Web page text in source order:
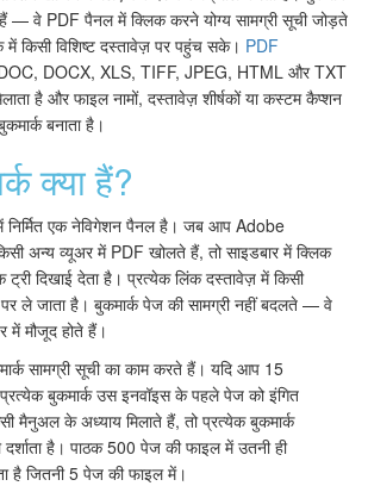
— वे PDF पैनल में क्लिक करने योग्य सामग्री सूची जोड़ते
में किसी विशिष्ट दस्तावेज़ पर पहुंच सके। PDF
DOCX, XLS, TIFF, JPEG, HTML और TXT
है और फाइल नामों, दस्तावेज़ शीर्षकों या कस्टम कैप्शन
बनाता है।
क्या हैं?
निर्मित एक नेविगेशन पैनल है। जब आप Adobe
अन्य व्यूअर में PDF खोलते हैं, तो साइडबार में क्लिक
दिखाई देता है। प्रत्येक लिंक दस्तावेज़ में किसी
ले जाता है। बुकमार्क पेज की सामग्री नहीं बदलते — वे
में मौजूद होते हैं।
सामग्री सूची का काम करते हैं। यदि आप 15
प्रत्येक बुकमार्क उस इनवॉइस के पहले पेज को इंगित
मैनुअल के अध्याय मिलाते हैं, तो प्रत्येक बुकमार्क
है। पाठक 500 पेज की फाइल में उतनी ही
है जितनी 5 पेज की फाइल में।